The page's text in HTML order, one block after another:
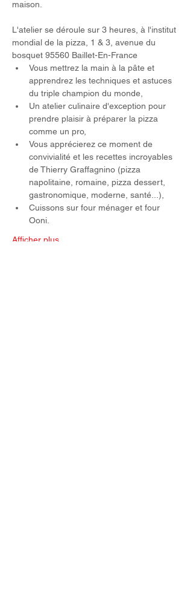
maison.
L'atelier se déroule sur 3 heures, à l'institut
mondial de la pizza, 1 & 3, avenue du
bosquet 95560 Baillet-En-France
Vous mettrez la main à la pâte et
apprendrez les techniques et astuces
du triple champion du monde,
Un atelier culinaire d'exception pour
prendre plaisir à préparer la pizza
comme un pro,
Vous apprécierez ce moment de
convivialité et les recettes incroyables
de Thierry Graffagnino (pizza
napolitaine, romaine, pizza dessert,
gastronomique, moderne, santé...),
Cuissons sur four ménager et four
Ooni.
Afficher plus